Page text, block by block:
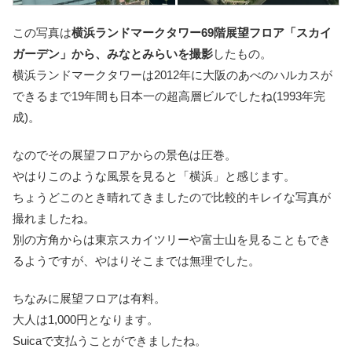
この写真は横浜ランドマークタワー69階展望フロア「スカイ
ガーデン」から、みなとみらいを撮影したもの。
横浜ランドマークタワーは2012年に大阪のあべのハルカスが
できるまで19年間も日本一の超高層ビルでしたね(1993年完
成)。
なのでその展望フロアからの景色は圧巻。
やはりこのような風景を見ると「横浜」と感じます。
ちょうどこのとき晴れてきましたので比較的キレイな写真が
撮れましたね。
別の方角からは東京スカイツリーや富士山を見ることもでき
るようですが、やはりそこまでは無理でした。
ちなみに展望フロアは有料。
大人は1,000円となります。
Suicaで支払うことができましたね。